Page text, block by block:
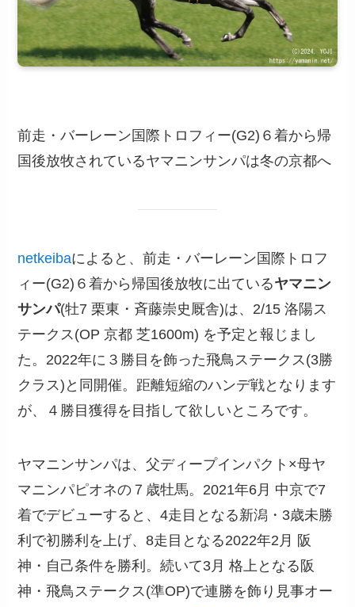
前走・バーレーン国際トロフィー(G2)６着から帰
国後放牧されているヤマニンサンパは冬の京都へ
netkeibaによると、前走・バーレーン国際トロフ
ィー(G2)６着から帰国後放牧に出ているヤマニン
サンパ(牡7 栗東・斉藤崇史厩舎)は、2/15 洛陽ス
テークス(OP 京都 芝1600m) を予定と報じまし
た。2022年に３勝目を飾った飛鳥ステークス(3勝
クラス)と同開催。距離短縮のハンデ戦となります
が、４勝目獲得を目指して欲しいところです。
ヤマニンサンパは、父ディープインパクト×母ヤ
マニンパピオネの７歳牡馬。2021年6月 中京で7
着でデビューすると、4走目となる新潟・3歳未勝
利で初勝利を上げ、8走目となる2022年2月 阪
神・自己条件を勝利。続いて3月 格上となる阪
神・飛鳥ステークス(準OP)で連勝を飾り見事オー